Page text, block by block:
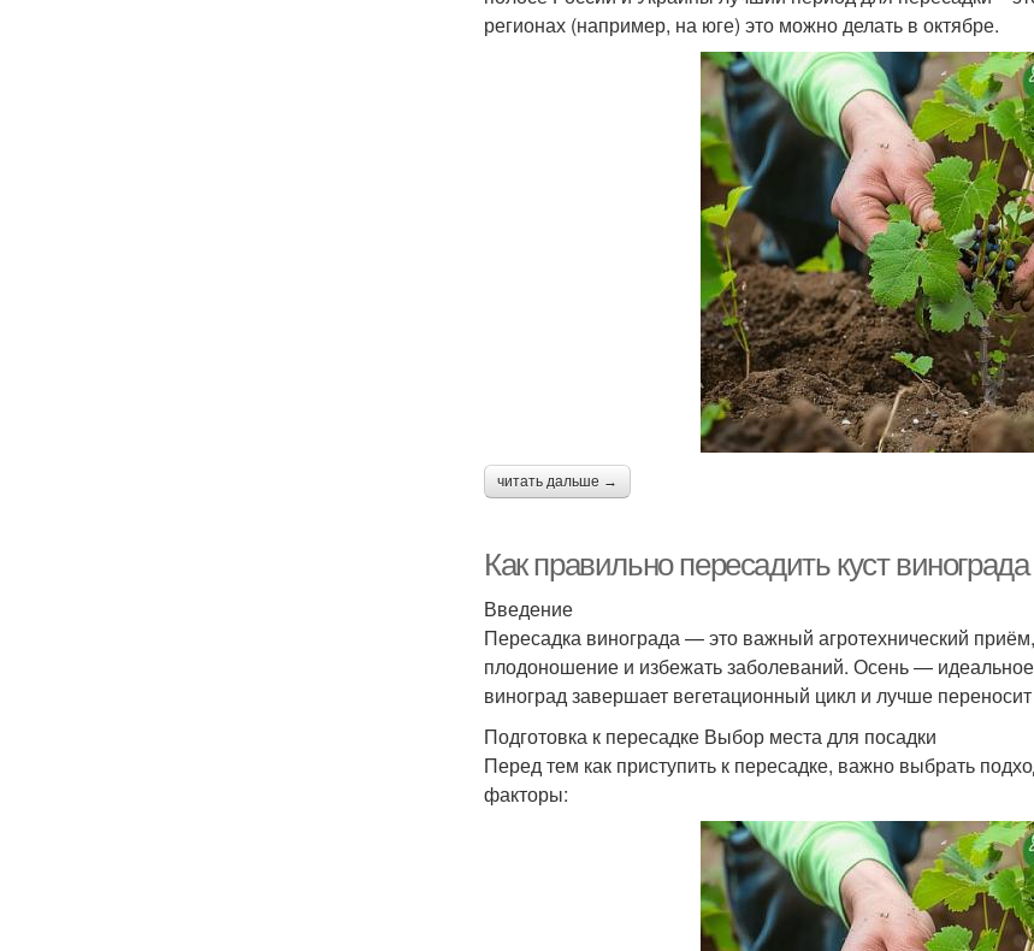
регионах (например, на юге) это можно делать в октябре.
читать дальше →
Как правильно пересадить куст
Введение
Пересадка винограда — это важный агротехнический
плодоношение и избежать заболеваний. Осень —
виноград завершает вегетационный цикл и лучше переносит
Подготовка к пересадке Выбор места для посадки
Перед тем как приступить к пересадке, важно выбрать
факторы: